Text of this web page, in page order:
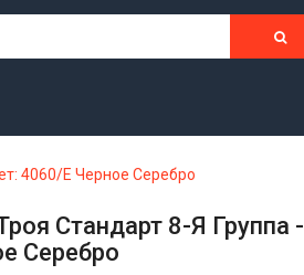
4060/Е Черное Серебро
Стандарт 8-Я Группа
Серебро